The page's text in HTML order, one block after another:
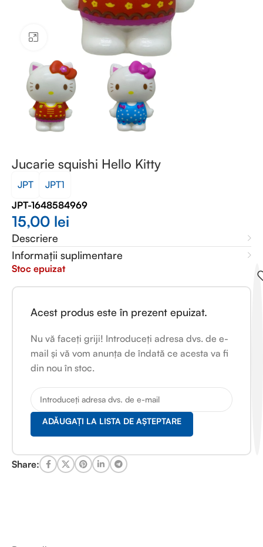
Faceți clic pentru a mări
Jucarie squishi Hello Kitty
JPT
JPT1
JPT-1648584969
15,00 lei
Descriere
Informații suplimentare
Stoc epuizat
Acest produs este în prezent epuizat.
Nu vă faceți griji! Introduceți adresa dvs. de e-
mail și vă vom anunța de îndată ce acesta va fi
din nou în stoc.
ADĂUGAȚI LA LISTA DE AȘTEPTARE
Share: